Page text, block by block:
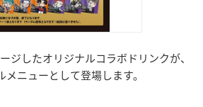
ジしたオリジナルコラボドリンクが、
ニューとして登場します。